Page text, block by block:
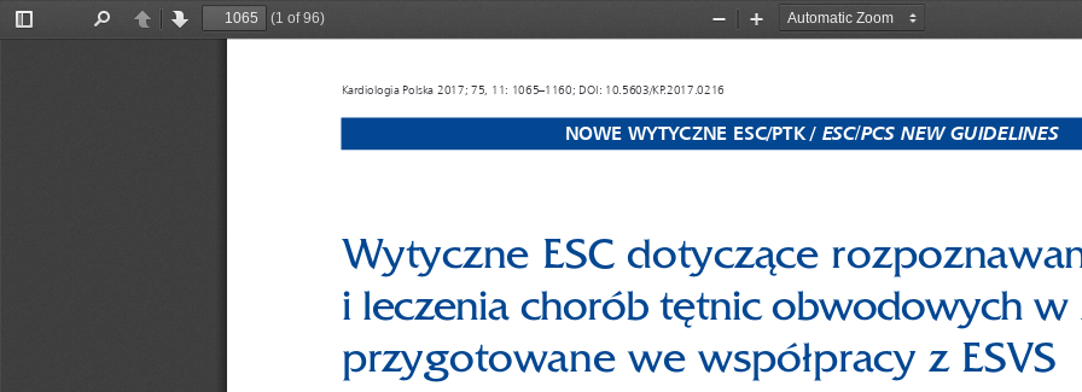
Toggle
PreviousNext
(1 of 96)
Zoom
Zoom
Kardiologia Polska 2017; 75, 11: 1065–1160; DOI: 10.5603/KP.2017.0216
NOWE WYTYCZNE ESC/PTK / ESC/PCS NEW GUIDELINES
Wytyczne ESC dotyczące
i leczenia chorób tętnic obwodowych w
przygotowane we współpracy z ESVS